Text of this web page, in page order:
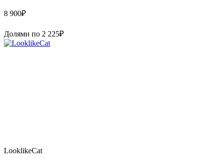
8 900₽
Долями по 2 225₽
LooklikeCat